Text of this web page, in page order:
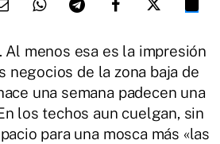
Al menos esa es la impresión
negocios de la zona baja de
una semana padecen una
los techos aun cuelgan, sin
para una mosca más «las